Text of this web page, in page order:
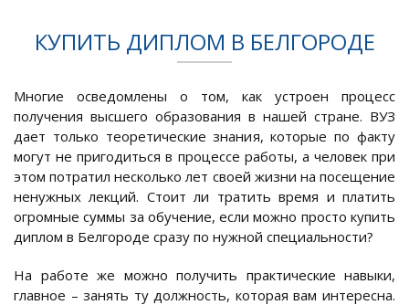
КУПИТЬ ДИПЛОМ В БЕЛГОРОДЕ
Многие осведомлены о том, как устроен процесс
получения высшего образования в нашей стране. ВУЗ
дает только теоретические знания, которые по факту
могут не пригодиться в процессе работы, а человек при
этом потратил несколько лет своей жизни на посещение
ненужных лекций. Стоит ли тратить время и платить
огромные суммы за обучение, если можно просто купить
диплом в Белгороде сразу по нужной специальности?
На работе же можно получить практические навыки,
главное – занять ту должность, которая вам интересна.